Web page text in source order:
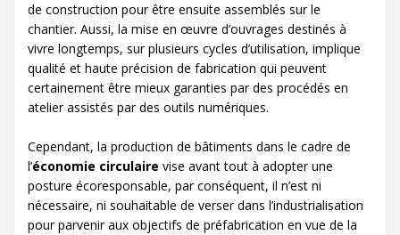
de construction pour être ensuite assemblés sur le
chantier. Aussi, la mise en œuvre d’ouvrages destinés à
vivre longtemps, sur plusieurs cycles d’utilisation, implique
qualité et haute précision de fabrication qui peuvent
certainement être mieux garanties par des procédés en
atelier assistés par des outils numériques.
Cependant, la production de bâtiments dans le cadre de
l’économie circulaire vise avant tout à adopter une
posture écoresponsable, par conséquent, il n’est ni
nécessaire, ni souhaitable de verser dans l’industrialisation
pour parvenir aux objectifs de préfabrication en vue de la